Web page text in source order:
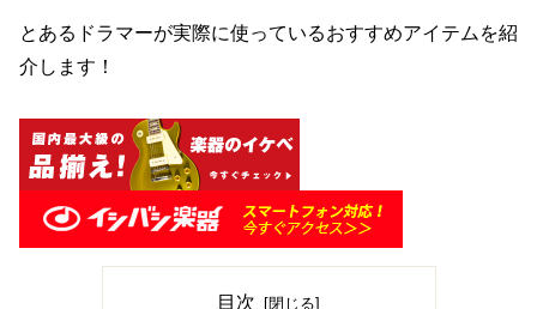
とあるドラマーが実際に使っているおすすめアイテムを紹
介します！
目次